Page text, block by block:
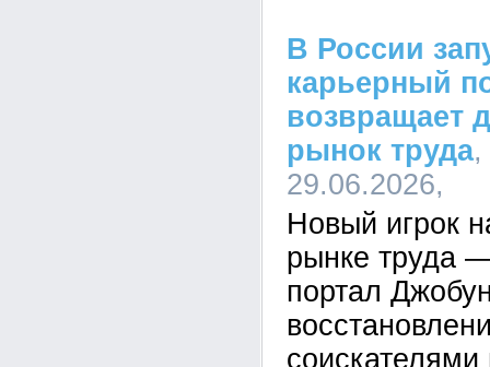
В России
карьерный
возвращает
рынок труда,
29.06.2026,
Новый игрок
рынке труда
портал
соискателями